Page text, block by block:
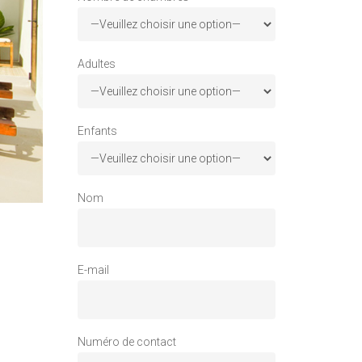
Adultes
Enfants
Nom
E-mail
Numéro de contact